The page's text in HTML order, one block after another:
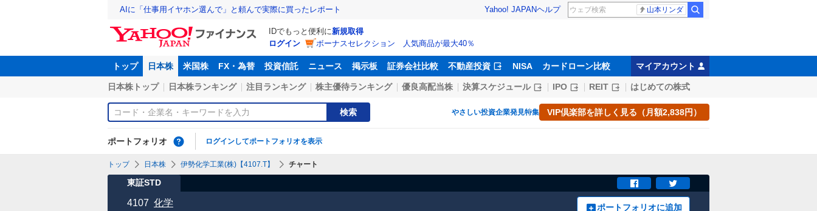
AIに「仕事用イヤホン選んで」と頼んで実際に買ったレポート Yahoo! JAPANヘルプ 山本リンダ
IDでもっと便利に新規取得
ログイン
ボーナスセレクション 人気商品が最大40％
トップ 日本株 米国株 FX・為替 投資信託 ニュース 掲示板 証券会社比較 不動産投資 NISA カードローン比較 マイアカウント
日本株トップ 日本株ランキング 注目ランキング 株主優待ランキング 優良高配当株 決算スケジュール IPO REIT はじめての株式
検索 やさしい投資企業発見特集 VIP倶楽部を詳しく見る（月額2,838円）
ポートフォリオ ログインしてポートフォリオを表示
トップ 日本株 伊勢化学工業(株)【4107.T】 チャート
東証STD
4107 化学 ポートフォリオに追加